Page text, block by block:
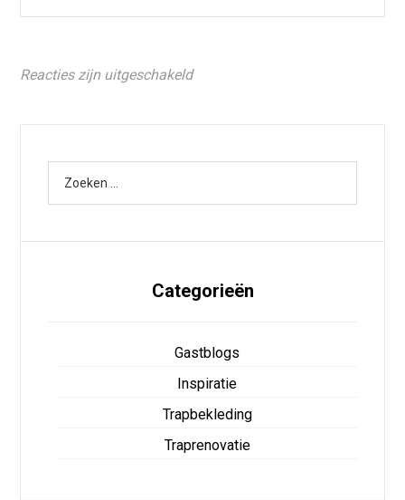
Reacties zijn uitgeschakeld
Categorieën
Gastblogs
Inspiratie
Trapbekleding
Traprenovatie